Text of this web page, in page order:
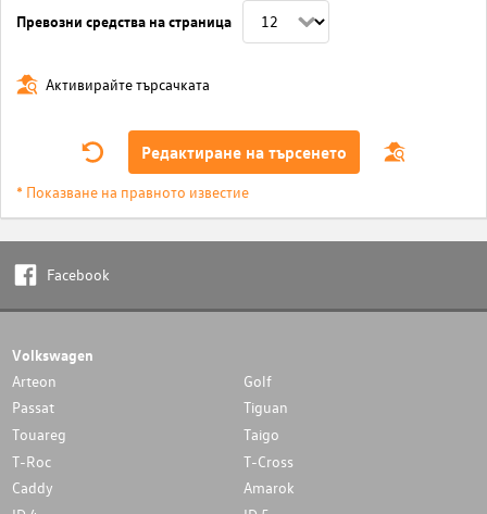
Превозни средства на страница
Активирайте търсачката
Редактиране на търсенето
* Показване на правното известие
Facebook
Volkswagen
Arteon
Golf
Passat
Tiguan
Touareg
Taigo
T-Roc
T-Cross
Caddy
Amarok